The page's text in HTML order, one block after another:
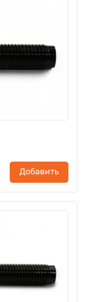
Добавить